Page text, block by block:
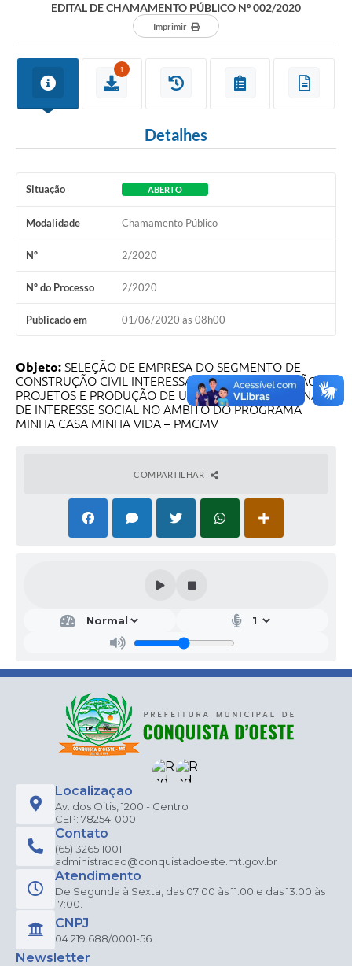
EDITAL DE CHAMAMENTO PÚBLICO Nº 002/2020
Imprimir
1
Detalhes
Situação ABERTO
Modalidade Chamamento Público
Nº 2/2020
Nº do Processo 2/2020
Publicado em 01/06/2020 às 08h00
Objeto: SELEÇÃO DE EMPRESA DO SEGMENTO DE
CONSTRUÇÃO CIVIL INTERESSADAS NA ELABORAÇÃO DE
PROJETOS E PRODUÇÃO DE UNIDADES HABITACIONAIS
DE INTERESSE SOCIAL NO AMBITO DO PROGRAMA
MINHA CASA MINHA VIDA – PMCMV
COMPARTILHAR
Localização
Av. dos Oitis, 1200 - Centro
CEP: 78254-000
Contato
(65) 3265 1001
administracao@conquistadoeste.mt.gov.br
Atendimento
De Segunda à Sexta, das 07:00 às 11:00 e das 13:00 às
17:00.
CNPJ
04.219.688/0001-56
Newsletter